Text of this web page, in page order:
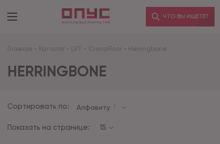
ЧТО ВЫ ИЩЕТЕ?
Главная - Каталог - LVT - CronaFloor - Herringbone
HERRINGBONE
Сортировать по: Алфавиту
Показать на странице: 15